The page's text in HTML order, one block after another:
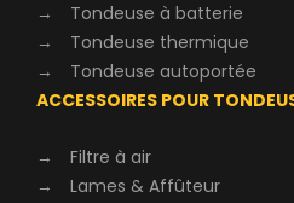
→
Tondeuse à batterie
→
Tondeuse thermique
→
Tondeuse autoportée
ACCESSOIRES POUR
→
Filtre à air
→
Lames & Affûteur